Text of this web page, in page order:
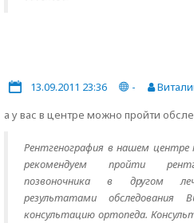
13.09.2011 23:36 -
а у вас в центре можно пройти
Рентгенография в нашем центре
рекомендуем пройти
позвоночника в другом
результатами
консультацию ортопеда.